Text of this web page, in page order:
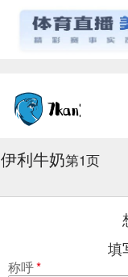
伊利牛奶第1页
填
称呼*